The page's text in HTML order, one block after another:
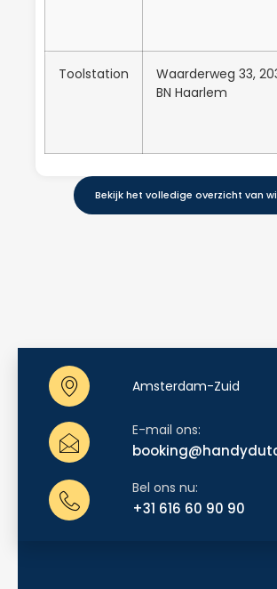
Toolstation
Waarderweg 33,
BN Haarlem
Bekijk het volledige overzicht van
Amsterdam-Zuid
E-mail ons:
Bel ons nu:
+31 616 60 90 90